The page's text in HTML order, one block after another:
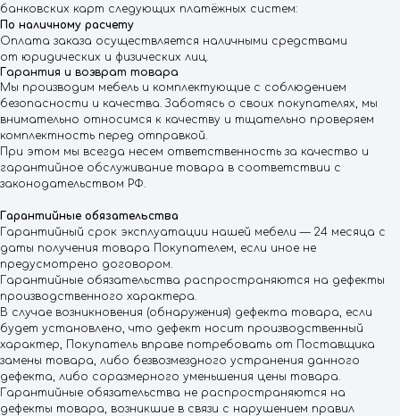
банковских карт следующих платёжных систем:
По наличному расчету
Оплата заказа осуществляется наличными средствами
от юридических и физических лиц.
Гарантия и возврат товара
Мы производим мебель и комплектующие c соблюдением
безопасности и качества. Заботясь о своих покупателях, мы
внимательно относимся к качеству и тщательно проверяем
комплектность перед отправкой.
При этом мы всегда несем ответственность за качество и
гарантийное обслуживание товара в соответствии с
законодательством РФ.
Гарантийные обязательства
Гарантийный срок эксплуатации нашей мебели — 24 месяца с
даты получения товара Покупателем, если иное не
предусмотрено договором.
Гарантийные обязательства распространяются на дефекты
производственного характера.
В случае возникновения (обнаружения) дефекта товара, если
будет установлено, что дефект носит производственный
характер, Покупатель вправе потребовать от Поставщика
замены товара, либо безвозмездного устранения данного
дефекта, либо соразмерного уменьшения цены товара.
Гарантийные обязательства не распространяются на
дефекты товара, возникшие в связи с нарушением правил